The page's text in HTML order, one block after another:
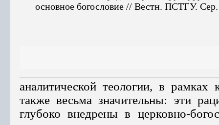
основное богословие // Вестн. ПСТГУ.
аналитической теологии, в рамках
также весьма значительны: эти
глубоко внедрены в церковно-